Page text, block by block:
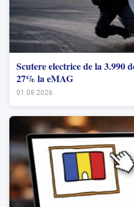
Scutere electrice de la 3.990
27% la eMAG
01.08.2026